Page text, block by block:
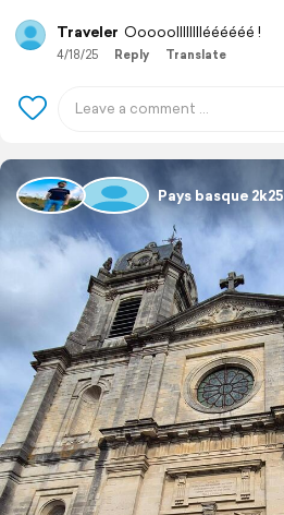
Traveler Ooooolllllllléééééé !
4/18/25 Reply Translate
Pays basque 2k25